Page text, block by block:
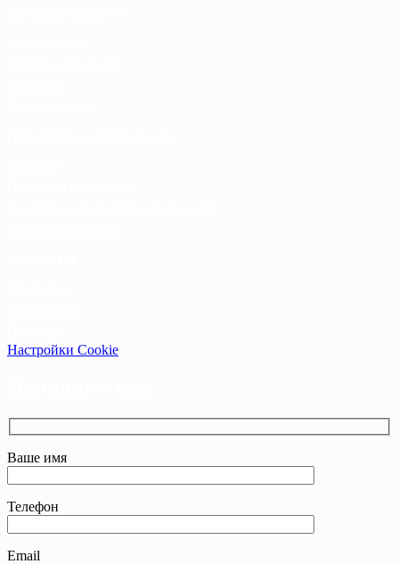
Настройки Cookie
Ваше имя
Телефон
Email